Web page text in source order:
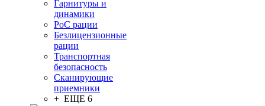
Гарнитуры и
динамики
PoC рации
Безлицензионные
рации
Транспортная
безопасность
Сканирующие
приемники
+ ЕЩЕ 6